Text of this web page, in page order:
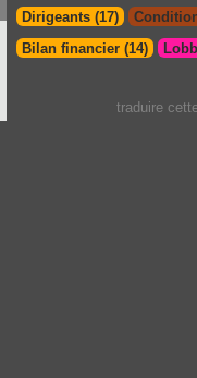
Dirigeants (17)
Bilan financier (14)
traduire